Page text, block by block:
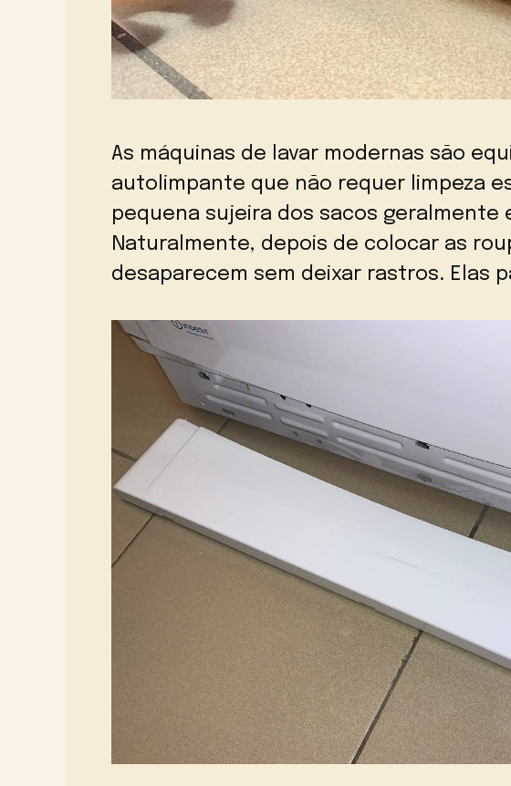
As máquinas de lavar modernas são
autolimpante que não requer limpeza
pequena sujeira dos sacos geralmente
Naturalmente, depois de colocar as
desaparecem sem deixar rastros. Elas